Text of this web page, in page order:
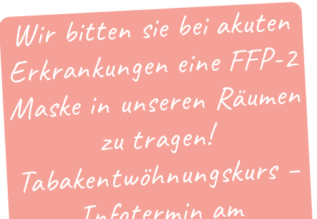
Wir bitten sie bei akuten
Erkrankungen eine FFP-2
Maske in unseren Räumen
zu tragen!
Tabakentwöhnungskurs –